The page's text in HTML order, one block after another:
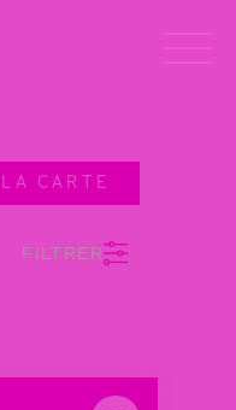
CARTE
FILTRER